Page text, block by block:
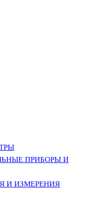
ПРИБОРЫ И
И ИЗМЕРЕНИЯ